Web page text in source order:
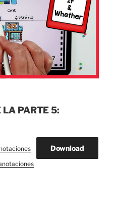
LA PARTE 5:
Download